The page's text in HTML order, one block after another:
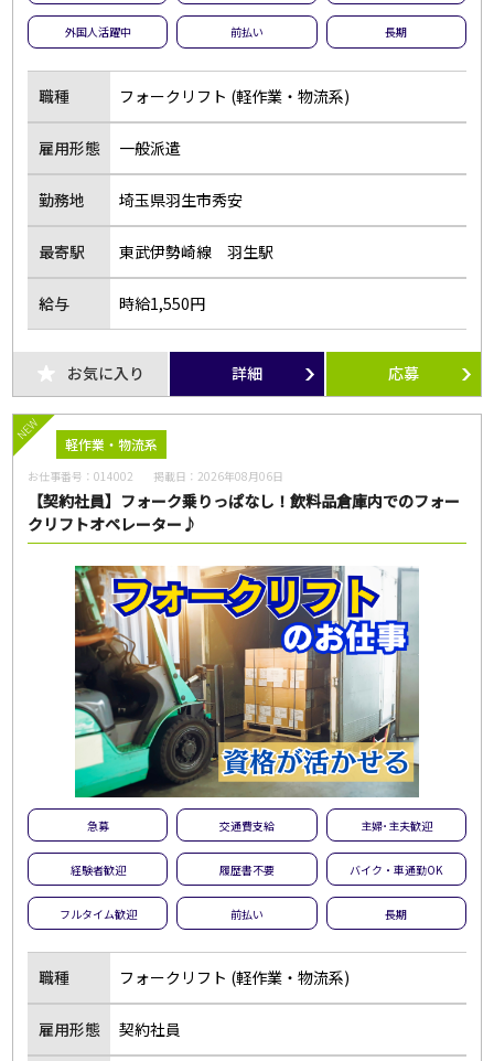
外国人活躍中 前払い 長期
職種 フォークリフト (軽作業・物流系)
雇用形態 一般派遣
勤務地 埼玉県羽生市秀安
最寄駅 東武伊勢崎線 羽生駅
給与 時給1,550円
お気に入り 詳細 応募
NEW
軽作業・物流系
お仕事番号：014002 掲載日： 2026年08月06日
【契約社員】フォーク乗りっぱなし！飲料品倉庫内でのフォー
クリフトオペレーター♪
急募 交通費支給 主婦･主夫歓迎
経験者歓迎 履歴書不要 バイク・車通勤OK
フルタイム歓迎 前払い 長期
職種 フォークリフト (軽作業・物流系)
雇用形態 契約社員